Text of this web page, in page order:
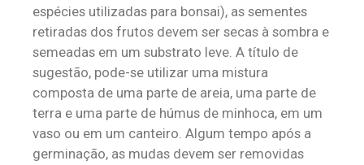
espécies utilizadas para bonsai), as sementes
retiradas dos frutos devem ser secas à sombra e
semeadas em um substrato leve. A título de
sugestão, pode-se utilizar uma mistura
composta de uma parte de areia, uma parte de
terra e uma parte de húmus de minhoca, em um
vaso ou em um canteiro. Algum tempo após a
germinação, as mudas devem ser removidas